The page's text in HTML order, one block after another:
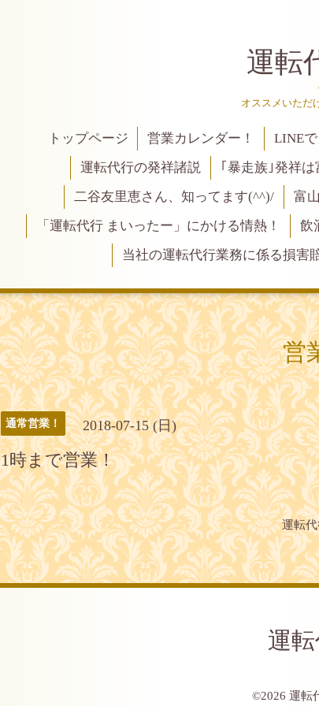
運転
オススメいただ
トップページ 営業カレンダー！ LINE
運転代行の発祥諸説
｢暴走族｣発祥は
二谷友里恵さん、知ってます(^^)/
富
「運転代行 まいったー」にかける情熱！
飲
当社の運転代行業務に係る損害
営
通常営業！ 2018-07-15 (日)
1時まで営業！
運転
運
©2026 運転